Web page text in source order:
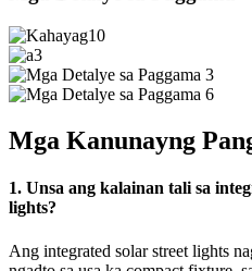
Mga Kanunayng
1. Unsa ang kalainan tali sa
lights?
Ang integrated solar street lights